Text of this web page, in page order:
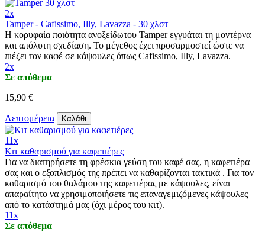
2x
Tamper - Cafissimo, Illy, Lavazza - 30 χλστ
Η κορυφαία ποιότητα ανοξείδωτου Tamper εγγυάται τη μοντέρνα
και απόλυτη σχεδίαση. Το μέγεθος έχει προσαρμοστεί ώστε να
πιέζει τον καφέ σε κάψουλες όπως Cafissimo, Illy, Lavazza.
2x
Σε απόθεμα
15,90 €
Λεπτομέρεια Καλάθι
11x
Κιτ καθαρισμού για καφετιέρες
Για να διατηρήσετε τη φρέσκια γεύση του καφέ σας, η καφετιέρα
σας και ο εξοπλισμός της πρέπει να καθαρίζονται τακτικά . Για τον
καθαρισμό του θαλάμου της καφετιέρας με κάψουλες, είναι
απαραίτητο να χρησιμοποιήσετε τις επαναγεμιζόμενες κάψουλες
από το κατάστημά μας (όχι μέρος του κιτ).
11x
Σε απόθεμα